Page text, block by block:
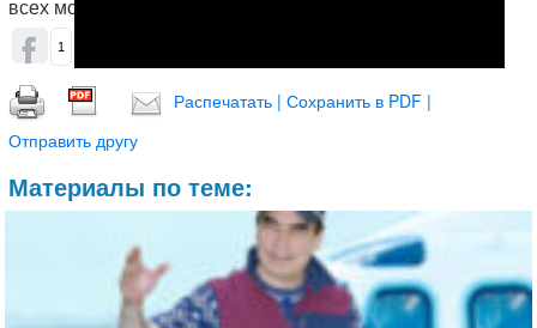
всех может ожидать трагическая судьба.
1
Распечатать | Сохранить в PDF |
Отправить другу
Материалы по теме: